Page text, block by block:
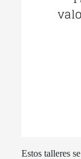
Estos talleres